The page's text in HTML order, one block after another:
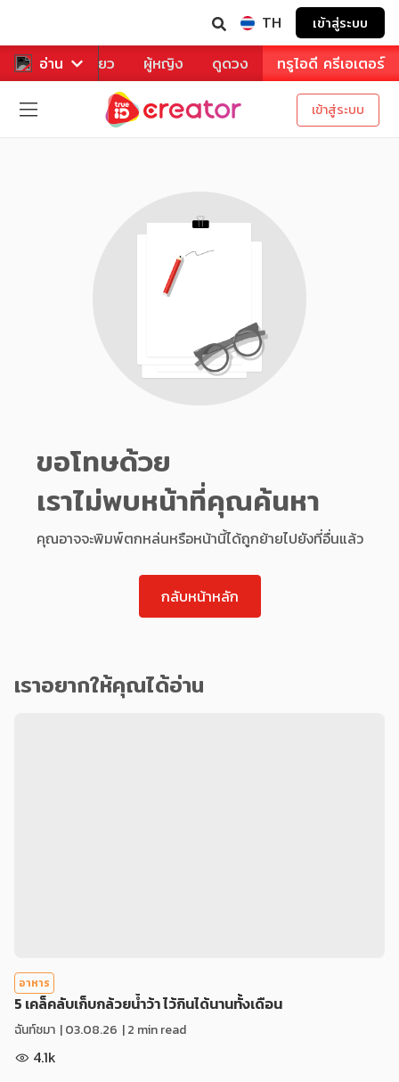
TH เข้าสู่ระบบ
อ่าน
หาร ท่องเที่ยว ผู้หญิง ดูดวง ทรูไอดี ครีเอเตอร์
เข้าสู่ระบบ
ขอโทษด้วย
เราไม่พบหน้าที่คุณค้นหา
คุณอาจจะพิมพ์ตกหล่นหรือหน้านี้ได้ถูกย้ายไปยังที่อื่นแล้ว
กลับหน้าหลัก
เราอยากให้คุณได้อ่าน
อาหาร
5 เคล็คลับเก็บกล้วยน้ำว้า ไว้กินได้นานทั้งเดือน
ฉันท์ชมา |03.08.26 | 2 min read
4.1k